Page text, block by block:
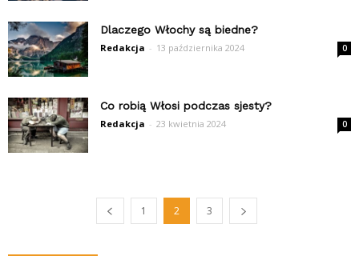
Dlaczego Włochy są biedne?
Redakcja - 13 października 2024 0
Co robią Włosi podczas sjesty?
Redakcja - 23 kwietnia 2024 0
1 2 3